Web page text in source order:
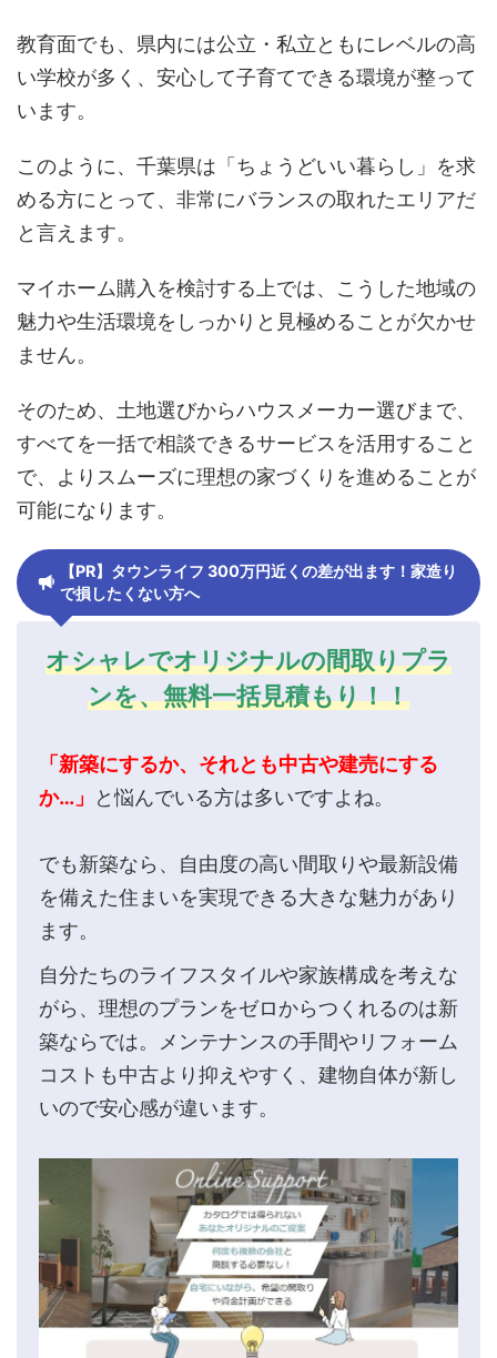
教育面でも、県内には公立・私立ともにレベルの高
い学校が多く、安心して子育てできる環境が整って
います。
このように、千葉県は「ちょうどいい暮らし」を求
める方にとって、非常にバランスの取れたエリアだ
と言えます。
マイホーム購入を検討する上では、こうした地域の
魅力や生活環境をしっかりと見極めることが欠かせ
ません。
そのため、土地選びからハウスメーカー選びまで、
すべてを一括で相談できるサービスを活用すること
で、よりスムーズに理想の家づくりを進めることが
可能になります。
【PR】タウンライフ 300万円近くの差が出ます！家造り
で損したくない方へ
オシャレでオリジナルの間取りプラ
ンを、無料一括見積もり！！
「新築にするか、それとも中古や建売にする
か…」
と悩んでいる方は多いですよね。
でも新築なら、自由度の高い間取りや最新設備
を備えた住まいを実現できる大きな魅力があり
ます。
自分たちのライフスタイルや家族構成を考えな
がら、理想のプランをゼロからつくれるのは新
築ならでは。メンテナンスの手間やリフォーム
コストも中古より抑えやすく、建物自体が新し
いので安心感が違います。